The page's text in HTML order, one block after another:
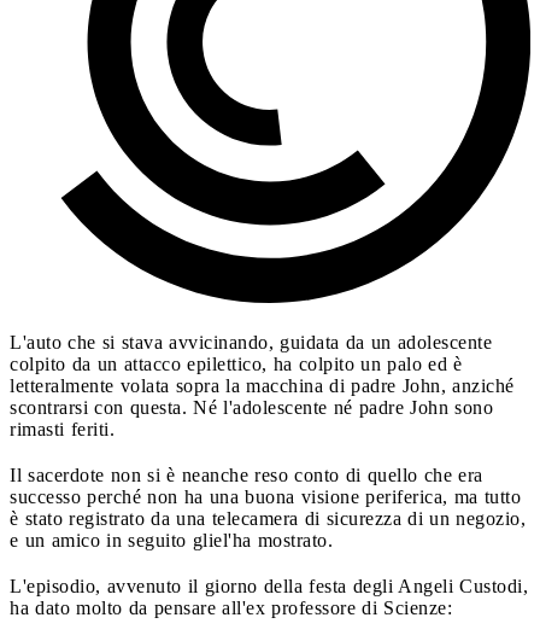
L'auto che si stava avvicinando, guidata da un adolescente
colpito da un attacco epilettico, ha colpito un palo ed è
letteralmente volata sopra la macchina di padre John, anziché
scontrarsi con questa. Né l'adolescente né padre John sono
rimasti feriti.
Il sacerdote non si è neanche reso conto di quello che era
successo perché non ha una buona visione periferica, ma tutto
è stato registrato da una telecamera di sicurezza di un negozio,
e un amico in seguito gliel'ha mostrato.
L'episodio, avvenuto il giorno della festa degli Angeli Custodi,
ha dato molto da pensare all'ex professore di Scienze: